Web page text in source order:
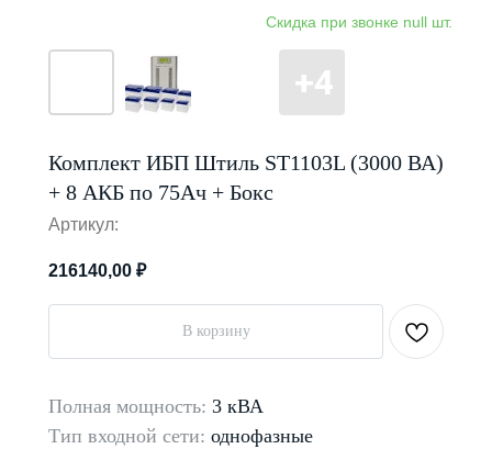
Комплект ИБП Штиль ST1103L (3000 ВА)
+ 8 АКБ по 75Ач + Бокс
Артикул:
216140,00 ₽
В корзину
Полная мощность: 3 кВА
Тип входной сети: однофазные